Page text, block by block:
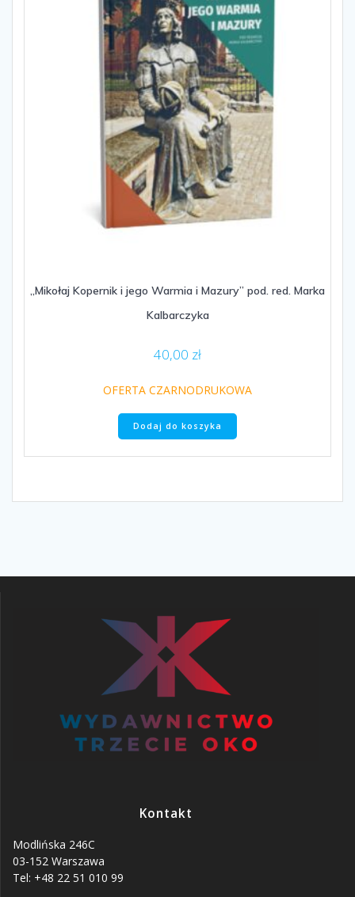
„Mikołaj Kopernik i jego Warmia i Mazury” pod. red. Marka
Kalbarczyka
40,00 zł
OFERTA CZARNODRUKOWA
Dodaj do koszyka
Kontakt
Modlińska 246C
03-152 Warszawa
Tel: +48 22 51 010 99